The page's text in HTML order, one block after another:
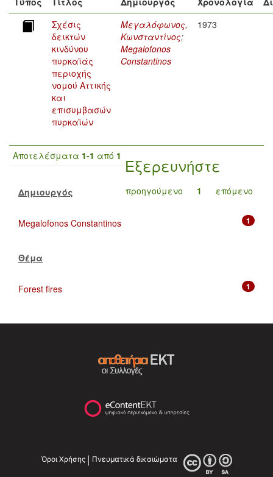
Σχέσις
δεικτών
κινδύνου
πυρκαϊάς
περιοχής
νομού Αττικής
και
επισυμβασών
πυρκαϊών
Μεγαλόφωνος,
Κωνσταντίνος;
Megalofonos
Constantinos
1973
Αποτελέσματα 1-1 από 1
προηγούμενο 1 επόμενο
Εξερευνήστε
Δημιουργός
1
Megalofonos Constantinos
Θέμα
1
Forest fires